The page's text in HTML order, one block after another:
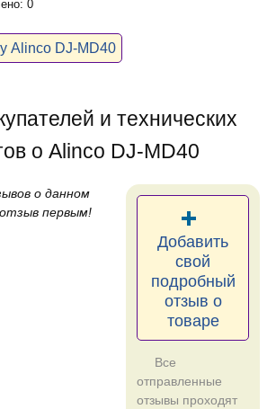
0
Alinco DJ-MD40
и технических
о Alinco DJ-MD40
о данном
первым!
Добавить
свой
подробный
отзыв о
товаре
Все
отправленные
отзывы проходят